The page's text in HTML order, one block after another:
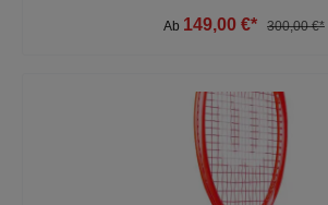
Ab 149,00 €* 300,00 €*